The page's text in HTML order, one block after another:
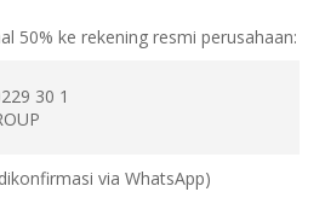
50% ke rekening resmi perusahaan:
30 1
via WhatsApp)